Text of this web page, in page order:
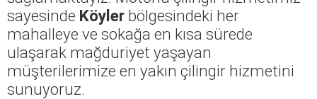
sayesinde Köyler bölgesindeki her
mahalleye ve sokağa en kısa sürede
ulaşarak mağduriyet yaşayan
müşterilerimize en yakın çilingir hizmetini
sunuyoruz.